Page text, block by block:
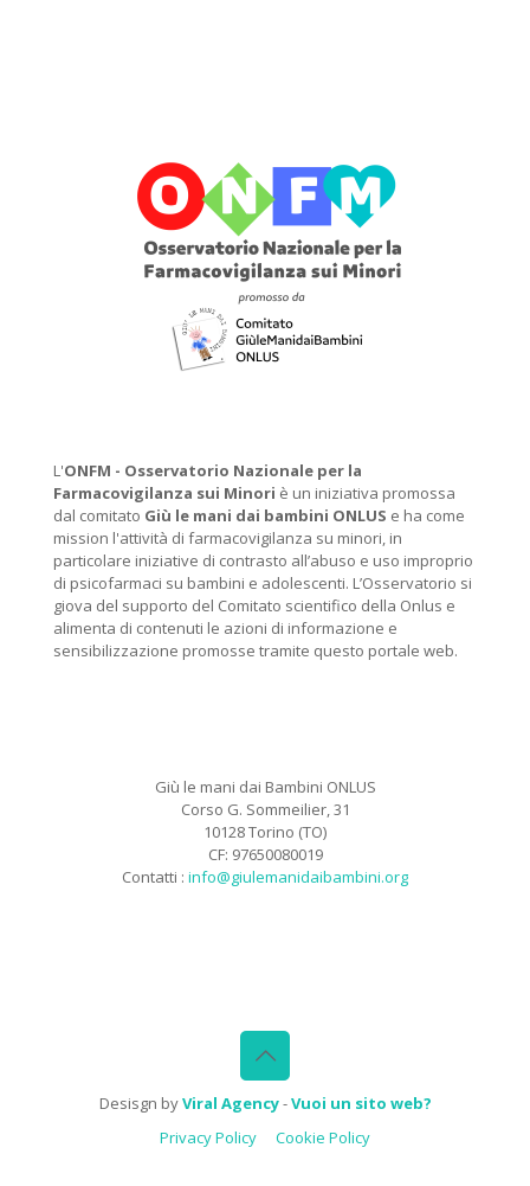
L'ONFM - Osservatorio Nazionale per la
Farmacovigilanza sui Minori è un iniziativa promossa
dal comitato Giù le mani dai bambini ONLUS e ha come
mission l'attività di farmacovigilanza su minori, in
particolare iniziative di contrasto all’abuso e uso improprio
di psicofarmaci su bambini e adolescenti. L’Osservatorio si
giova del supporto del Comitato scientifico della Onlus e
alimenta di contenuti le azioni di informazione e
sensibilizzazione promosse tramite questo portale web.
Giù le mani dai Bambini ONLUS
Corso G. Sommeilier, 31
10128 Torino (TO)
CF: 97650080019
Contatti : info@giulemanidaibambini.org
Desisgn byViral Agency-Vuoi un sito web?
Privacy Policy
Cookie Policy